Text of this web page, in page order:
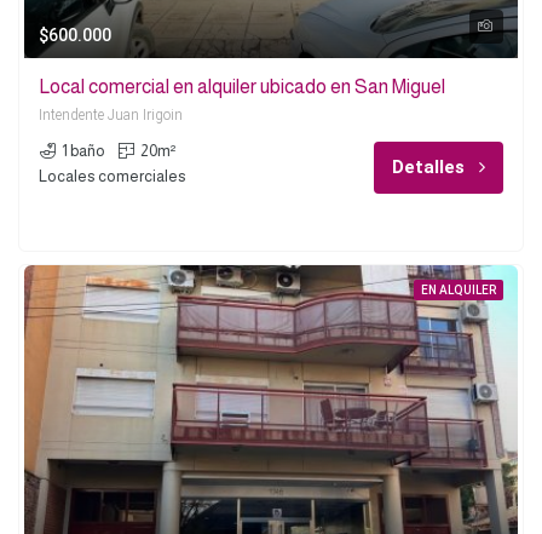
$600.000
Local comercial en alquiler ubicado en San Miguel
Intendente Juan Irigoin
1 baño
20m²
Locales comerciales
Detalles
EN ALQUILER